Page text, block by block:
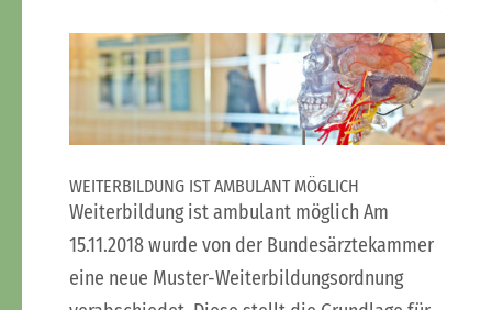
WEITERBILDUNG IST AMBULANT MÖGLICH
Weiterbildung ist ambulant möglich Am
15.11.2018 wurde von der Bundesärztekammer
eine neue Muster-Weiterbildungsordnung